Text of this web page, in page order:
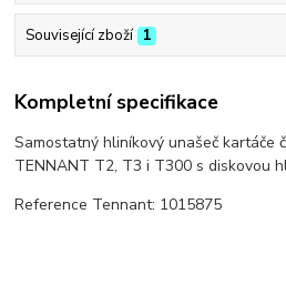
Související zboží 1
Kompletní specifikace
Samostatný hliníkový unašeč kartáče
TENNANT T2, T3 i T300 s diskovou
Reference Tennant: 1015875